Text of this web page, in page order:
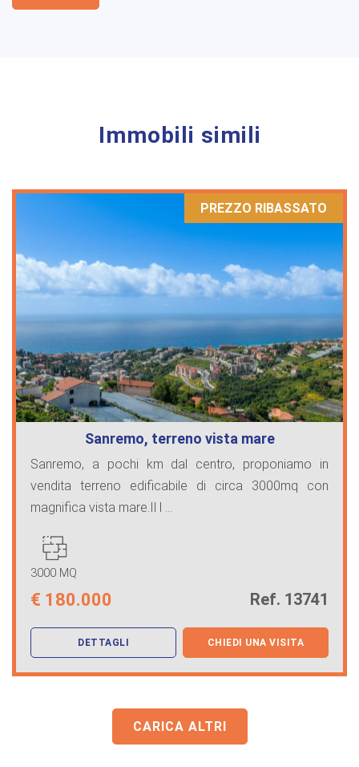
Immobili simili
PREZZO RIBASSATO
Sanremo, terreno vista mare
Sanremo, a pochi km dal centro, proponiamo in
vendita terreno edificabile di circa 3000mq con
magnifica vista mare.Il l ...
3000 MQ
€ 180.000 Ref. 13741
DETTAGLI CHIEDI UNA VISITA
CARICA ALTRI